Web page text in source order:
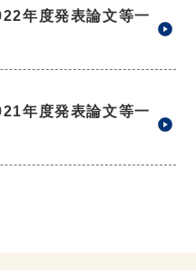
年度発表論文等一
年度発表論文等一